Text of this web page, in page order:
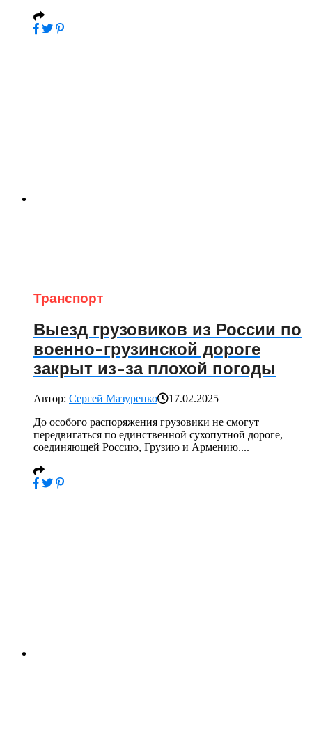
Транспорт
Выезд грузовиков из России по
военно-грузинской дороге
закрыт из-за плохой погоды
Автор: Сергей Мазуренко
17.02.2025
До особого распоряжения грузовики не смогут
передвигаться по единственной сухопутной дороге,
соединяющей Россию, Грузию и Армению....